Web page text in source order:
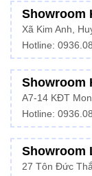
Showroom
Xã Kim Anh,
Hotline:
Showroom
A7-14 KĐT
Hotline:
Showroom
27 Tôn Đức